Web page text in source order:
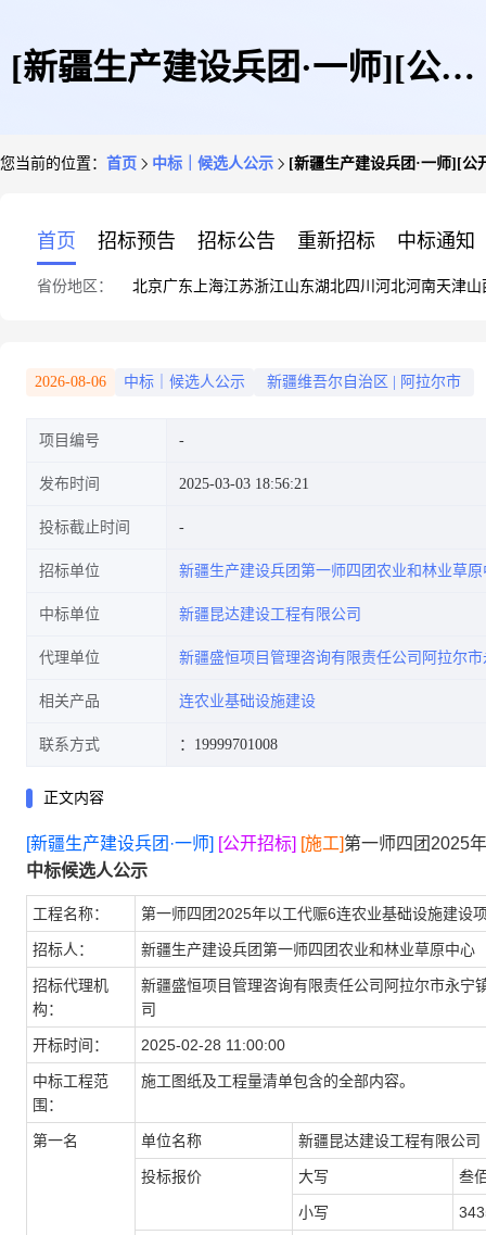
[新疆生产建设兵团·一师][公开
项目中标候选人公示
您当前的位置： 首页 中标｜候选人公示 [新疆生产建设兵团·一师][公
首页 招标预告 招标公告 重新招标 中标通知
省份地区： 北京广东 上海江苏浙江山东湖北四川 河北河南天津山
2026-08-06 中标｜候选人公示 新疆维吾尔自治区 阿拉尔市
项目编号
发布时间 2025-03-03 18:56:21
投标截止时间
招标单位 新疆生产建设兵团第一师四团农业和林业草原
中标单位 新疆昆达建设工程有限公司
代理单位 新疆盛恒项目管理咨询有限责任公司阿拉尔
相关产品 连农业基础设施建设
联系方式 ：19999701008
正文内容
[新疆生产建设兵团·一师] [公开招标] [施工]第一师四团2025
中标候选人公示
工程名称： 第一师四团2025年以工代赈6连农业基础设施建设
招标人： 新疆生产建设兵团第一师四团农业和林业草原中心
招标代理机
构：
新疆盛恒项目管理咨询有限责任公司阿拉尔市永宁
司
开标时间： 2025-02-28 11:00:00
中标工程范
围：
施工图纸及工程量清单包含的全部内容。
第一名 单位名称 新疆昆达建设工程有限公司
投标报价 大写 叁
小写